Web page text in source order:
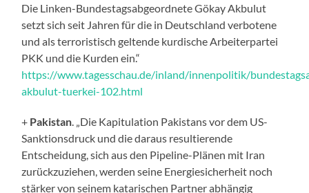
Die Linken-Bundestagsabgeordnete Gökay Akbulut
setzt sich seit Jahren für die in Deutschland verbotene
und als terroristisch geltende kurdische Arbeiterpartei
PKK und die Kurden ein.“
https://www.tagesschau.de/inland/innenpolitik/
akbulut-tuerkei-102.html
+ Pakistan . „Die Kapitulation Pakistans vor dem US-
Sanktionsdruck und die daraus resultierende
Entscheidung, sich aus den Pipeline-Plänen mit Iran
zurückzuziehen, werden seine Energiesicherheit noch
stärker von seinem katarischen Partner abhängig